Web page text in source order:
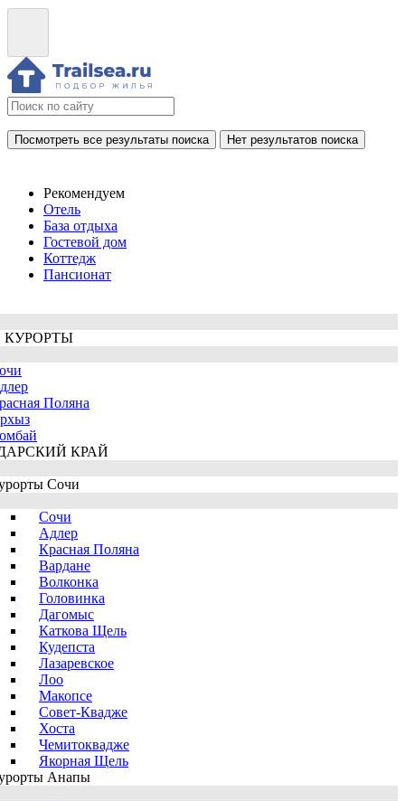
Посмотреть все результаты поиска Нет результатов поиска
Рекомендуем
Отель
База отдыха
Гостевой дом
Коттедж
Пансионат
КУРОРТЫ
Поляна
КРАЙ
Сочи
Сочи
Адлер
Красная Поляна
Вардане
Волконка
Головинка
Дагомыс
Каткова Щель
Кудепста
Лазаревское
Лоо
Макопсе
Совет-Квадже
Хоста
Чемитоквадже
Якорная Щель
Анапы